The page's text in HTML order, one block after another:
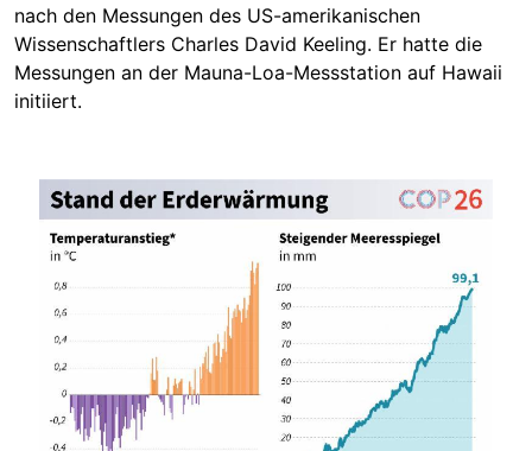
nach den Messungen des US-amerikanischen
Wissenschaftlers Charles David Keeling. Er hatte die
Messungen an der Mauna-Loa-Messstation auf Hawaii
initiiert.
Image